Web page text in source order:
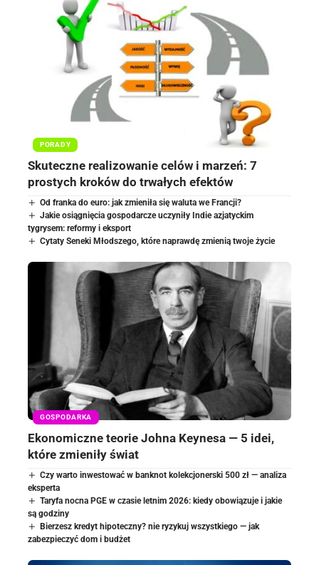
PORADY
Skuteczne realizowanie celów i marzeń: 7
prostych kroków do trwałych efektów
Od franka do euro: jak zmieniła się waluta we Francji?
Jakie osiągnięcia gospodarcze uczyniły Indie azjatyckim
tygrysem: reformy i eksport
Cytaty Seneki Młodszego, które naprawdę zmienią twoje życie
GOSPODARKA
Ekonomiczne teorie Johna Keynesa — 5 idei,
które zmieniły świat
Czy warto inwestować w banknot kolekcjonerski 500 zł — analiza
eksperta
Taryfa nocna PGE w czasie letnim 2026: kiedy obowiązuje i jakie
są godziny
Bierzesz kredyt hipoteczny? nie ryzykuj wszystkiego — jak
zabezpieczyć dom i budżet